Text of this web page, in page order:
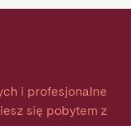
i profesjonalne
się pobytem z